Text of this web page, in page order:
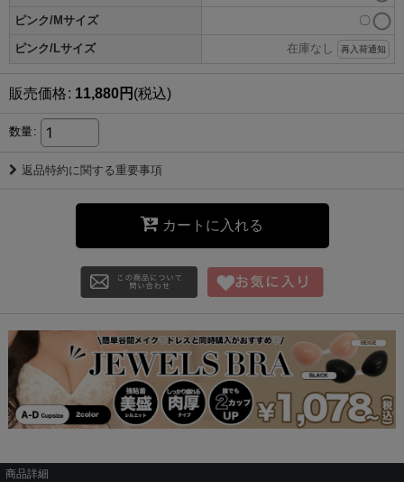
ピンク/Mサイズ 〇
ピンク/Lサイズ 在庫なし 再入荷通知
販売価格: 11,880円 (税込)
数量:
返品特約に関する重要事項
カートに入れる
商品詳細